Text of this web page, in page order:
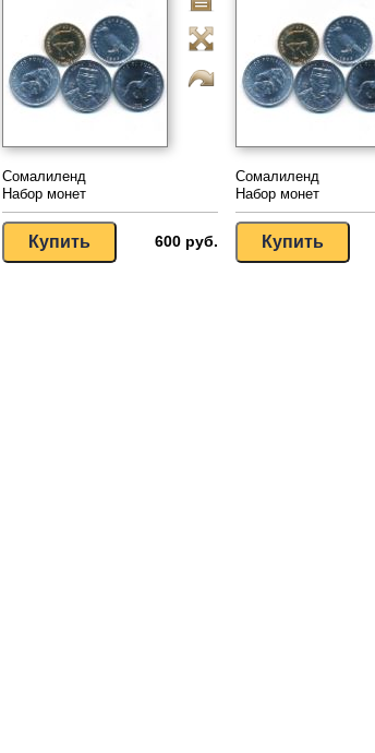
Сомалиленд
Набор монет
600 руб.
Сомалиленд
Набор монет